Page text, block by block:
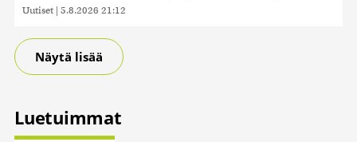
Uutiset | 5.8.2026 21:12
Näytä lisää
Luetuimmat